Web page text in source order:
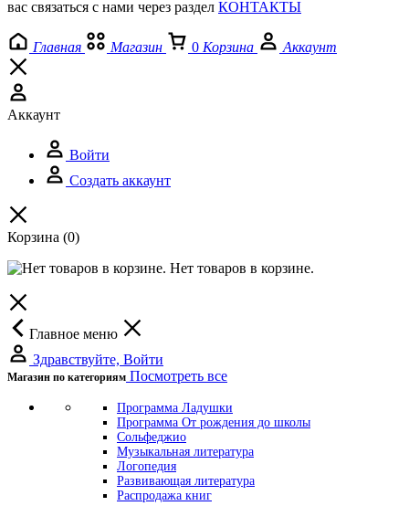
вас связаться с нами через раздел КОНТАКТЫ
Главная Магазин 0 Корзина Аккаунт
Аккаунт
Войти
Создать аккаунт
Корзина (0)
Нет товаров в корзине.
Главное меню
Здравствуйте, Войти
Магазин по категориям Посмотреть все
Программа Ладушки
Программа От рождения до школы
Сольфеджио
Музыкальная литература
Логопедия
Развивающая литература
Распродажа книг